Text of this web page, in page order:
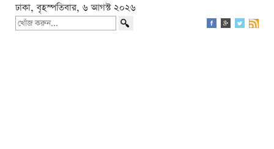
ঢাকা, বৃহস্পতিবার, ৬ আগস্ট ২০২৬